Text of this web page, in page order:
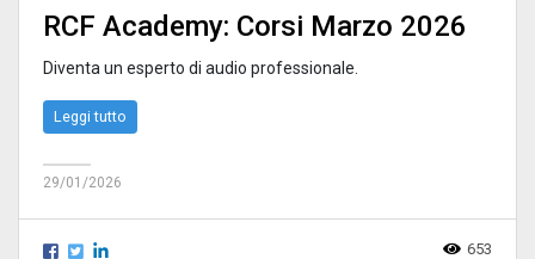
RCF Academy: Corsi Marzo 2026
Diventa un esperto di audio professionale.
Leggi tutto
29/01/2026
653